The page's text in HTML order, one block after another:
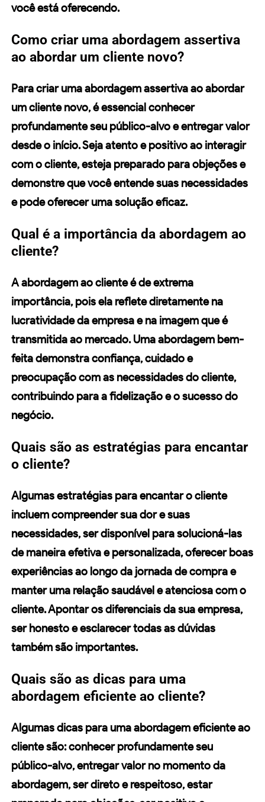
você está oferecendo.
Como criar uma abordagem assertiva
ao abordar um cliente novo?
Para criar uma abordagem assertiva ao abordar
umcliente novo, é essencial conhecer
profundamente seu público-alvo e entregar valor
desde o início. Seja atento e positivo ao interagir
com o cliente, esteja preparado para objeções e
demonstre que você entende suas necessidades
e pode oferecer uma solução eficaz.
Qual é a importância da abordagem ao
cliente?
A abordagem ao cliente é de extrema
importância, pois ela reflete diretamente na
lucratividade da empresa e na imagem que é
transmitida ao mercado. Uma abordagem bem-
feita demonstra confiança, cuidado e
preocupação com as necessidades do cliente,
contribuindo para a fidelização e o sucesso do
negócio.
Quais são as estratégias para encantar
o cliente?
Algumas estratégias para encantar o cliente
incluem compreender sua dor e suas
necessidades, ser disponível para solucioná-las
de maneira efetiva e personalizada, oferecer boas
experiências ao longo da jornada de compra e
manter uma relação saudável e atenciosa com o
cliente. Apontar os diferenciais da sua empresa,
ser honesto e esclarecer todas as dúvidas
também são importantes.
Quais são as dicas para uma
abordagem eficiente ao cliente?
Algumas dicas para uma abordagem eficiente ao
cliente são: conhecer profundamente seu
público-alvo, entregar valor no momento da
abordagem, ser direto e respeitoso, estar